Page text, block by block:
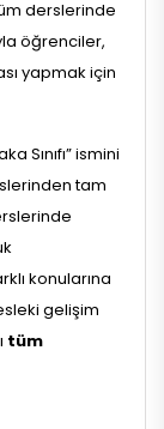
derslerinde
öğrenciler,
yapmak için
Sınıfı” ismini
tam
konularına
gelişim
tüm